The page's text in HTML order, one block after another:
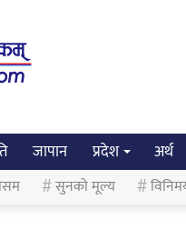
जापान प्रदेश अर्थ
सुनको मूल्य